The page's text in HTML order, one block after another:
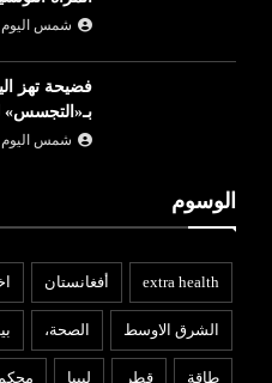
شمس اليوم
فضيحة تهز
بـ«التجسس»
شمس اليوم
الوسوم
extra health أفغانستان
الشرق الاوسط الصحة،
طاقة قطر ليبيا